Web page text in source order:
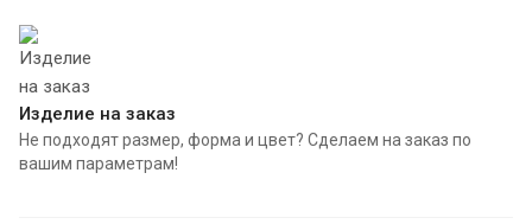
Изделие на заказ
Не подходят размер, форма и цвет? Сделаем на заказ по
вашим параметрам!